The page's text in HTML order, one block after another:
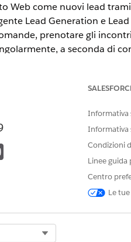
Web come nuovi lead
Lead Generation e
prenotare gli
a seconda di
una chat Web o un canale di
semplificando il processo di
Qualificare istantaneamente
utilizzando Qualifica
l'idoneità dei clienti potenziali
potenziale, il team aumenta
ottimizzare le opportunità in
Informativa
Informativa
Condizioni
Linee guida
Centro
Le